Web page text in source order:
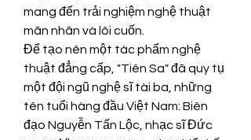
mang đến trải nghiệm nghệ thuật
mãn nhãn và lôi cuốn.
Để tạo nên một tác phẩm nghệ
thuật đẳng cấp, "Tiên Sa" đã quy tụ
một đội ngũ nghệ sĩ tài ba, những
tên tuổi hàng đầu Việt Nam: Biên
đạo Nguyễn Tấn Lộc, nhạc sĩ Đức